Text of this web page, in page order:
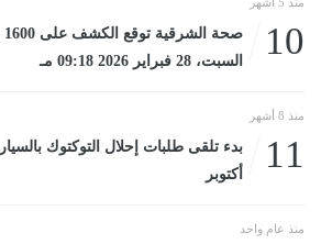
10
السبت، 28 فبراير 2026 09:18 مـ
منذ 8 أشهر
11
أكتوبر
منذ عام واحد